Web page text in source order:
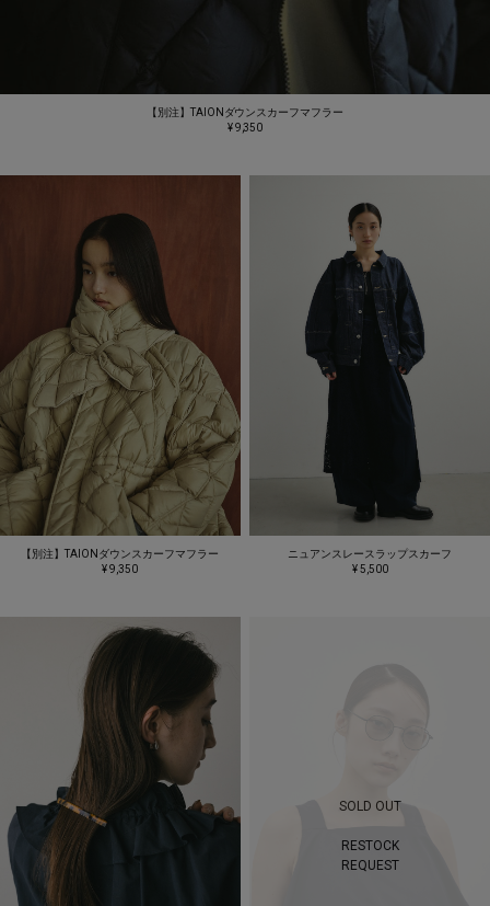
【別注】TAIONダウンスカーフマフラー
¥ 9,350
【別注】TAIONダウンスカーフマフラー
¥ 9,350
ニュアンスレースラップスカーフ
¥ 5,500
SOLD OUT
RESTOCK
REQUEST